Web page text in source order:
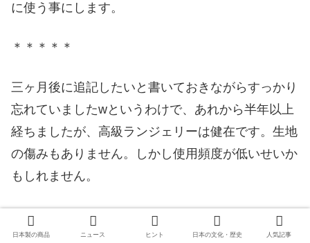
に使う事にします。
＊＊＊＊＊
三ヶ月後に追記したいと書いておきながらすっかり
忘れていましたwというわけで、あれから半年以上
経ちましたが、高級ランジェリーは健在です。生地
の傷みもありません。しかし使用頻度が低いせいか
もしれません。
で、他の下着ですが、今までよりも傷むのが遅くな
った気がします。これは明らかに丁寧に洗うように
日本製の商品 ニュース ヒント 日本の文化・歴史 人気記事